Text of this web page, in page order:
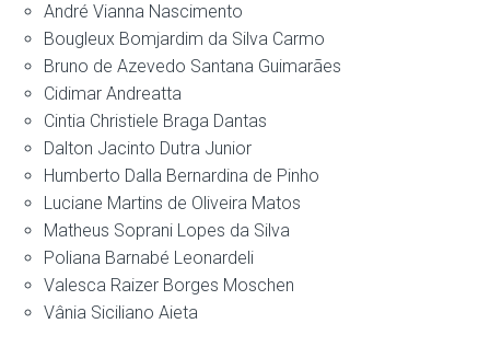
André Vianna Nascimento
Bougleux Bomjardim da Silva Carmo
Bruno de Azevedo Santana Guimarães
Cidimar Andreatta
Cintia Christiele Braga Dantas
Dalton Jacinto Dutra Junior
Humberto Dalla Bernardina de Pinho
Luciane Martins de Oliveira Matos
Matheus Soprani Lopes da Silva
Poliana Barnabé Leonardeli
Valesca Raizer Borges Moschen
Vânia Siciliano Aieta